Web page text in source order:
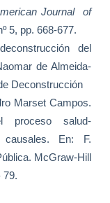
Journal
of
5, pp. 668-677.
del
de Almeida-
Deconstrucción
Marset Campos.
proceso salud-
causales. En: F.
McGraw-Hill
79.